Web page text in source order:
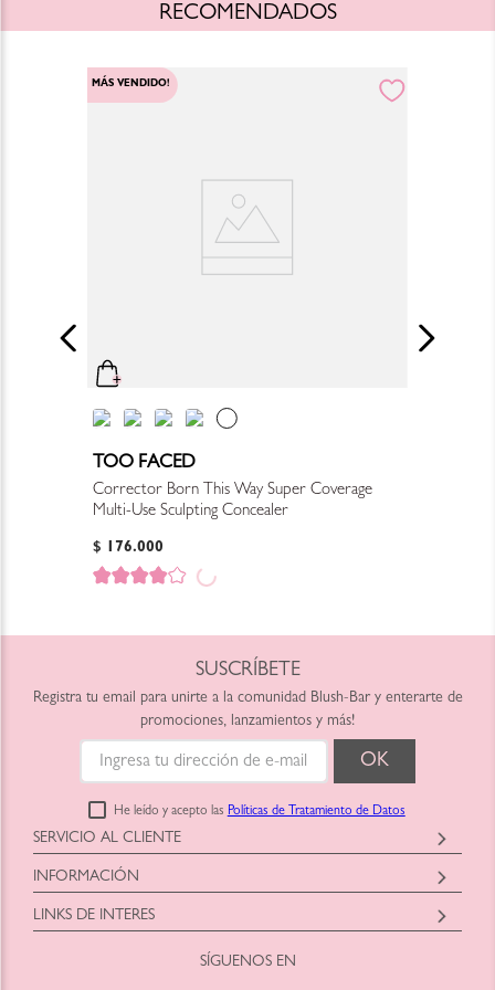
RECOMENDADOS
MÁS VENDIDO!
TOO FACED
Corrector Born This Way Super Coverage
Multi-Use Sculpting Concealer
$ 176.000
SUSCRÍBETE
Registra tu email para unirte a la comunidad Blush-Bar y enterarte de
promociones, lanzamientos y más!
He leído y acepto las Políticas de Tratamiento de Datos
SERVICIO AL CLIENTE
Horario: Lunes a Viernes
9:00am a 6:00pm
shop@blush-bar.com
INFORMACIÓN
Blush-Bar SAS
Correo:shop@blush-bar.com
LINKS DE INTERES
Marcas Cruelty Free
SÍGUENOS EN